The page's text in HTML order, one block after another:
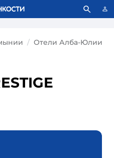
файлы. Что это значит?
Отели Алба-Юлии